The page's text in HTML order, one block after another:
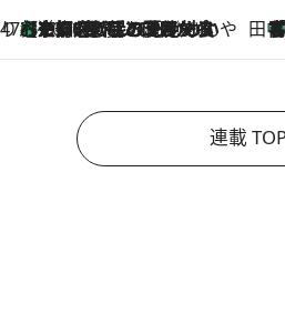
47都道府県の手みやげ ひんやりスイーツで夏を満喫
2026.8.7
【京都府】この夏絶対食べたい 冷やしておいしいおやつ3選 ひと口目から心を掴む新緑のテリーヌ 田「湘南乃風に憧
連載